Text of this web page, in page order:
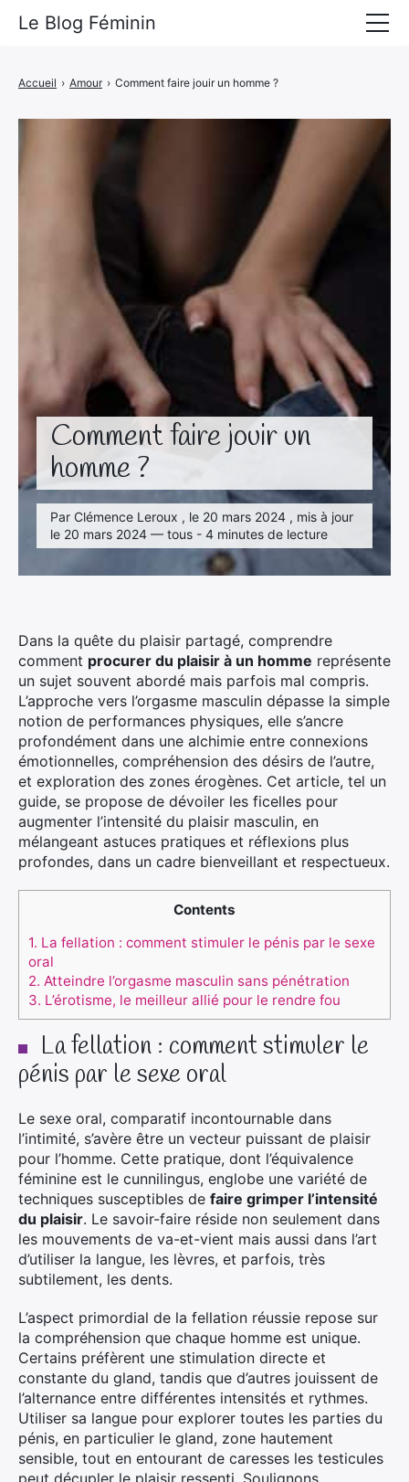
Comment faire jouir un
homme ?
Par Clémence Leroux , le 20 mars 2024 , mis à jour
le 20 mars 2024 — tous - 4 minutes de lecture
Accueil › Amour › Comment faire jouir un homme ?
Dans la quête du plaisir partagé, comprendre
comment procurer du plaisir à un homme représente
un sujet souvent abordé mais parfois mal compris.
L’approche vers l’orgasme masculin dépasse la simple
notion de performances physiques, elle s’ancre
profondément dans une alchimie entre connexions
émotionnelles, compréhension des désirs de l’autre,
et exploration des zones érogènes. Cet article, tel un
guide, se propose de dévoiler les ficelles pour
augmenter l’intensité du plaisir masculin, en
mélangeant astuces pratiques et réflexions plus
profondes, dans un cadre bienveillant et respectueux.
Contents
1. La fellation : comment stimuler le pénis par le sexe
oral
2. Atteindre l’orgasme masculin sans pénétration
3. L’érotisme, le meilleur allié pour le rendre fou
La fellation : comment stimuler le
pénis par le sexe oral
Le sexe oral, comparatif incontournable dans
l’intimité, s’avère être un vecteur puissant de plaisir
pour l’homme. Cette pratique, dont l’équivalence
féminine est le cunnilingus, englobe une variété de
techniques susceptibles de faire grimper l’intensité
du plaisir. Le savoir-faire réside non seulement dans
les mouvements de va-et-vient mais aussi dans l’art
d’utiliser la langue, les lèvres, et parfois, très
subtilement, les dents.
L’aspect primordial de la fellation réussie repose sur
la compréhension que chaque homme est unique.
Certains préfèrent une stimulation directe et
constante du gland, tandis que d’autres jouissent de
l’alternance entre différentes intensités et rythmes.
Utiliser sa langue pour explorer toutes les parties du
pénis, en particulier le gland, zone hautement
sensible, tout en entourant de caresses les testicules
Le Blog Féminin